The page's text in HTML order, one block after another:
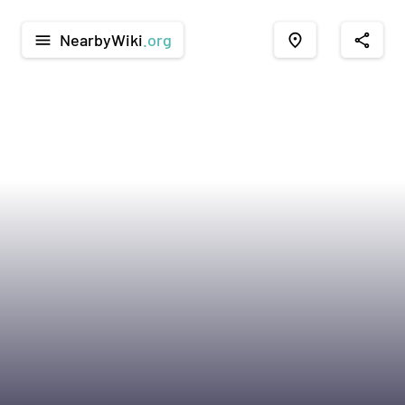
menu NearbyWiki .org place share